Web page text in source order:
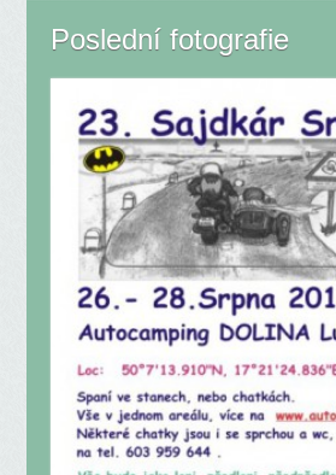
Poslední fotografie